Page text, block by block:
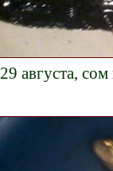
29 августа,